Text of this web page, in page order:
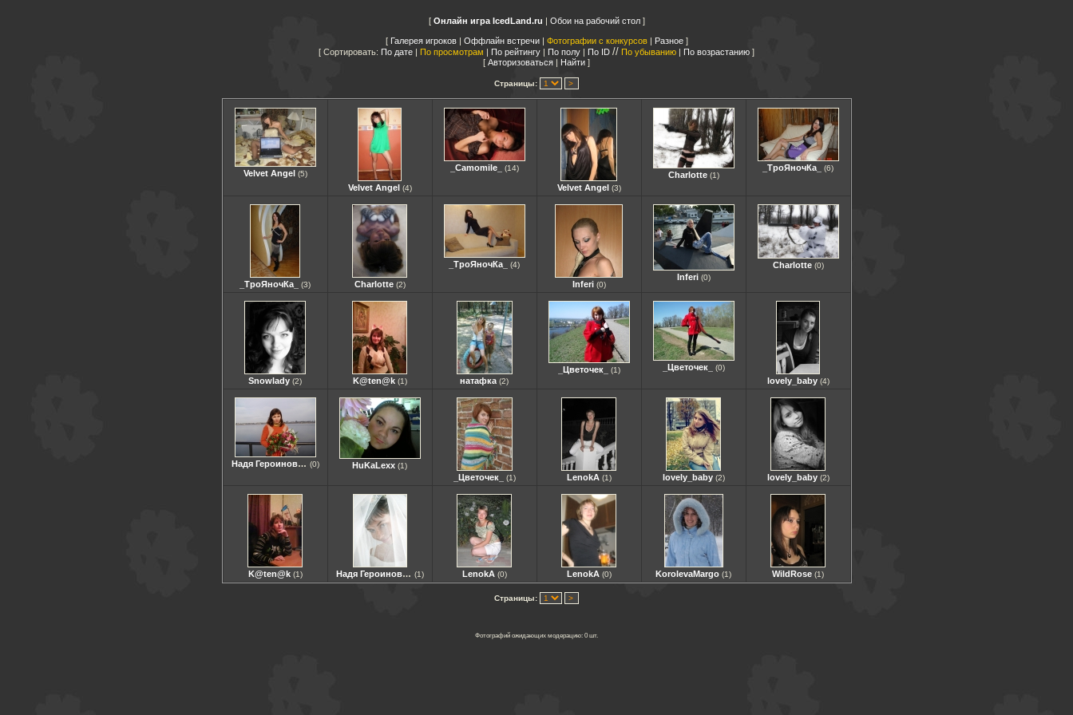
Онлайн игра IcedLand.ru | Обои на рабочий стол
Галерея игроков| Оффлайн встречи| Фотографии с конкурсов| Разное
Сортировать: По дате | По просмотрам | По рейтингу | По полу | По ID // По убыванию | По возрастанию
Авторизоваться | Найти
Страницы:
Velvet Angel (5)
Velvet Angel (4)
_Camomile_ (14)
Velvet Angel (3)
Charlotte (1)
_ТроЯночКа_ (6)
_ТроЯночКа_ (3) Charlotte (2)
_ТроЯночКа_ (4)
Inferi (0)
Inferi (0)
Charlotte (0)
Snowlady (2) K@ten@k (1) натафка (2)
_Цветочек_ (1) _Цветочек_ (0)
lovely_baby (4)
Надя Героиновна (0) HuKaLexx (1)
_Цветочек_ (1) LenokA (1) lovely_baby (2) lovely_baby (2)
K@ten@k (1) Надя Героиновна (1) LenokA (0) LenokA (0) KorolevaMargo (1) WildRose (1)
Страницы:
Фотографий ожидающих модерацию: 0 шт.